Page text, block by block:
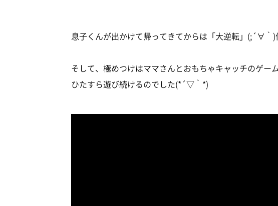
息子くんが出かけて帰ってきてからは「大逆転」(;´∀｀)
そして、極めつけはママさんとおもちゃキャッチのゲー
ひたすら遊び続けるのでした(*´▽｀*)